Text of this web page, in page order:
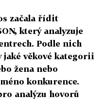
začala řídit
který analyzuje
Podle nich
věkové kategorii
žena nebo
konkurence.
analýzu hovorů